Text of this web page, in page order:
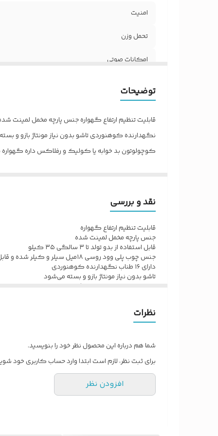
امنیت
تحمل وزن
امکانات صوتی
نحوه شست‌وشو
توضیحات
نگهدارنده کوهنوردی تاشو بدون نیاز مونتاژ بازو و
کوچولوتون بد خوابه یا کولیک و رفلاکس داره
گزینس. (ارسال تیپاکس پس کرایه توسط مشتری)
نقد و بررسی
قابلیت تنظیم ارتفاع گهواره
جنس پارچه مخمل لمینت شده
قابل استفاده از بدو تولد تا ۳ سالگی ۳۵ کیلو
جنس چوب پلی وود روسی ۱۸میل سیلر و کیلر شده و قابل تاشو
دارای ۱۶ طناب نگهدارنده کوهنوردی
تاشو بدون نیاز مونتاژ بازو و بسته می‌شود
قابل تنظیم میزان تاب خور گهواره
اگه کوچولوتون بد خوابه یا کولیک و رفلاکس داره
این گهواره با طرحی شبیه ساز رحم مادر باعث اروم شدن و
در مواردی مانند دندون در اوردن،واکسن زدن،ختنه
نظرات
شما هم درباره این محصول نظر خود را بنویسید.
برای ثبت نظر، لازم است ابتدا وارد حساب کاربری خود
افزودن نظر